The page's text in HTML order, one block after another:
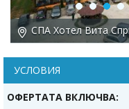
Спа Хотел Аспа
Previous
УСЛОВИЯ
ОФЕРТАТА ВКЛЮЧВА: